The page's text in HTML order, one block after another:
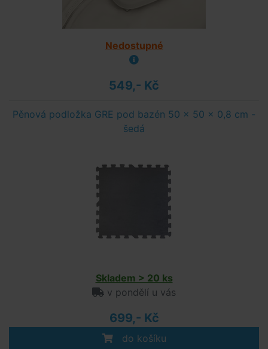
Nedostupné
549,- Kč
Pěnová podložka GRE pod bazén 50 x 50 x 0,8 cm -
šedá
Skladem > 20 ks
v pondělí u vás
699,- Kč
do košíku